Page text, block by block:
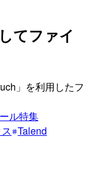
てファイ
」を利用したフ
ル特集
Talend